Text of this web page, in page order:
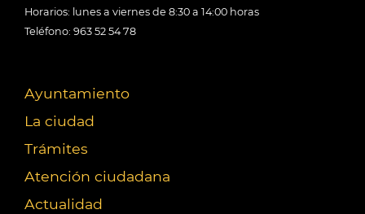
Horarios: lunes a viernes de 8:30 a 14:00 horas
Teléfono: 963 52 54 78
Ayuntamiento
La ciudad
Trámites
Atención ciudadana
Actualidad